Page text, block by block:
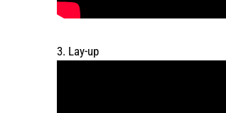
3. Lay-up